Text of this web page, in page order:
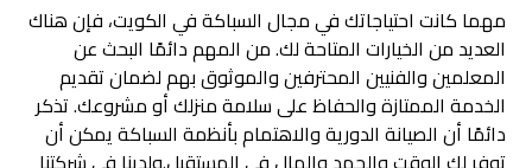
مهما كانت احتياجاتك في مجال السباكة في الكويت، فإن هناك
العديد من الخيارات المتاحة لك. من المهم دائمًا البحث عن
المعلمين والفنيين المحترفين والموثوق بهم لضمان تقديم
الخدمة الممتازة والحفاظ على سلامة منزلك أو مشروعك. تذكر
دائمًا أن الصيانة الدورية والاهتمام بأنظمة السباكة يمكن أن